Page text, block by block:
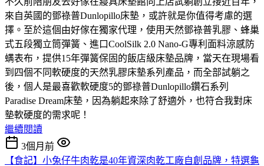
來自英國的鄧祿普Dunlopillo床墊，或許就是你值得考慮的選
擇。至於這個由好傢在獨家代理，使用天然鄧祿普乳膠、蜂巢
式五段獨立筒彈簧、進口CoolSilk 2.0 Nano-G專利面料涼感防
螨表布，提供15年彈簧保固的飯店級床墊品牌，當天在現場看
到四個不同軟硬度的天然乳膠床墊系列產品，而全部試躺之
後，個人是最喜歡軟硬度5的鄧祿普Dunlopillo鑽石系列
Paradise Dream床墊，因為躺起來除了舒適外，也符合我對床
墊軟硬度的需求呢！
繼續閱讀
3個月前
【食記】小兔仔牛肉乾是40年資深肉乾工廠自創品牌，特選龜